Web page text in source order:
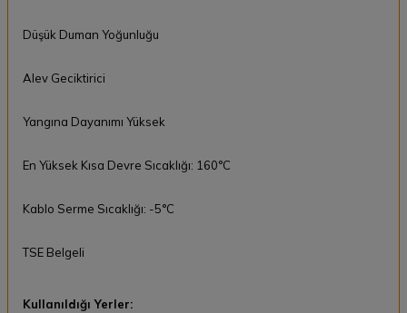
Düşük Duman Yoğunluğu
Alev Geciktirici
Yangına Dayanımı Yüksek
En Yüksek Kısa Devre Sıcaklığı: 160°C
Kablo Serme Sıcaklığı: -5°C
TSE Belgeli
Kullanıldığı Yerler: